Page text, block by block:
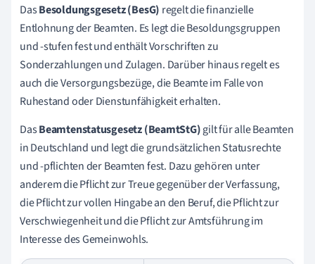
DasBesoldungsgesetz (BesG) regelt die finanzielle
Entlohnung der Beamten. Es legt die Besoldungsgruppen
und -stufen fest und enthält Vorschriften zu
Sonderzahlungen und Zulagen. Darüber hinaus regelt es
auch die Versorgungsbezüge, die Beamte im Falle von
Ruhestand oder Dienstunfähigkeit erhalten.
DasBeamtenstatusgesetz (BeamtStG)gilt für alle Beamten
in Deutschland und legt die grundsätzlichen Statusrechte
und -pflichten der Beamten fest. Dazu gehören unter
anderem die Pflicht zur Treue gegenüber der Verfassung,
die Pflicht zur vollen Hingabe an den Beruf, die Pflicht zur
Verschwiegenheit und die Pflicht zur Amtsführung im
Interesse des Gemeinwohls.